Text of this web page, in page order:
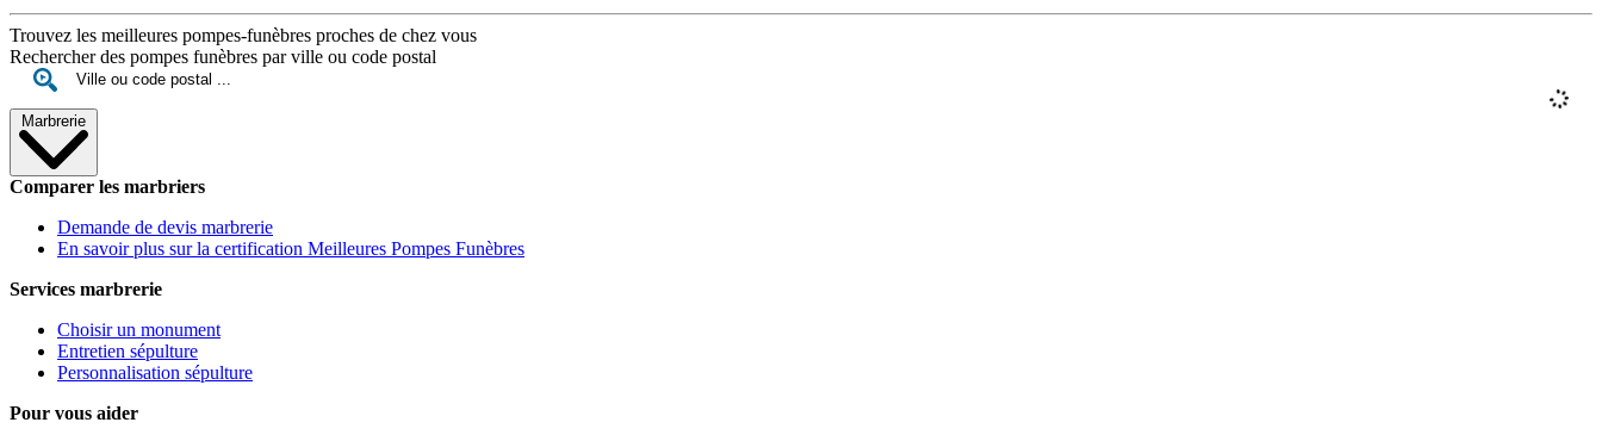
Trouvez les meilleures pompes-funèbres proches de chez vous
Rechercher des pompes funèbres par ville ou code postal
Marbrerie
Comparer les marbriers
Demande de devis marbrerie
En savoir plus sur la certification Meilleures Pompes Funèbres
Services marbrerie
Choisir un monument
Entretien sépulture
Personnalisation sépulture
Pour vous aider